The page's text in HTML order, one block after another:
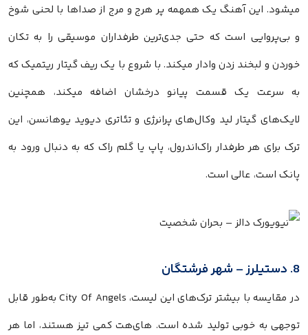
میشود. این آهنگ یک همهمه پر هرج و مرج از صداها با لحنی شوخ
و بی‌پروایی است که حتی جدی‌ترین طرفداران موسیقی را به تکان
خوردن و لبخند زدن وادار میکند. با شروع با یک ریف گیتار ریتمیک که
به سرعت یک قسمت پیانو درخشان اضافه میکند، همچنین
لایک‌های گیتار لید وکال‌های پرانرژی و تئاتری دیوید یوهانسن، این
ترک برای هر طرفدار راک‌اندرول، پاپ یا گلم راک که به دنبال ورود به
پانک است، عالی است.
8. دستیلرز – شهر فرشتگان
در مقایسه با بیشتر ترک‌های این لیست، City Of Angels به‌طور قابل
توجهی به خوبی تولید شده است. های‌هت کمی تیز هستند، اما هر